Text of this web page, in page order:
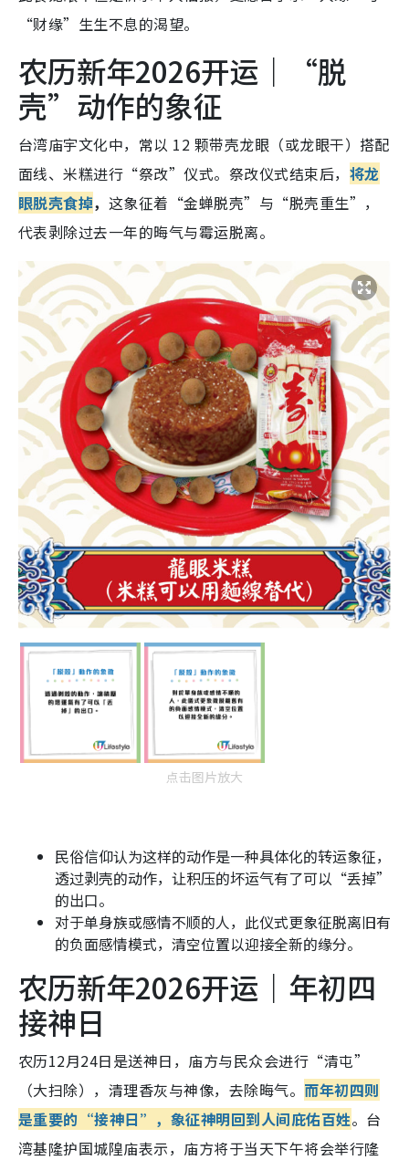
“财缘”生生不息的渴望。
农历新年2026开运｜“脱
壳”动作的象征
台湾庙宇文化中，常以 12 颗带壳龙眼（或龙眼干）搭配
面线、米糕进行“祭改”仪式。祭改仪式结束后， 将龙
眼脱壳食掉， 这象征着“金蝉脱壳”与“脱壳重生”，
代表剥除过去一年的晦气与霉运脱离。
点击图片放大
民俗信仰认为这样的动作是一种具体化的转运象征，
透过剥壳的动作，让积压的坏运气有了可以“丢掉”
的出口。
对于单身族或感情不顺的人，此仪式更象征脱离旧有
的负面感情模式，清空位置以迎接全新的缘分。
农历新年2026开运｜年初四
接神日
农历12月24日是送神日，庙方与民众会进行“清屯”
（大扫除），清理香灰与神像，去除晦气。 而年初四则
是重要的“接神日”，象征神明回到人间庇佑百姓。台
湾基隆护国城隍庙表示，庙方将于当天下午将会举行隆